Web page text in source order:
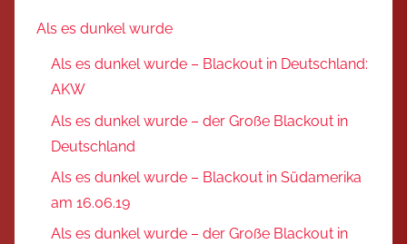
Als es dunkel wurde
Als es dunkel wurde – Blackout in Deutschland:
AKW
Als es dunkel wurde – der Große Blackout in
Deutschland
Als es dunkel wurde – Blackout in Südamerika
am 16.06.19
Als es dunkel wurde – der Große Blackout in